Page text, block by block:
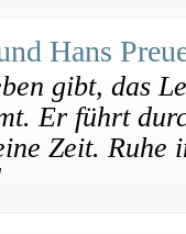
Hans
gibt, das
Er führt
Zeit. Ruhe